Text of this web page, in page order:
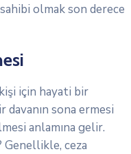
olmak son derece
için hayati bir
sona ermesi
anlamına gelir.
Genellikle, ceza